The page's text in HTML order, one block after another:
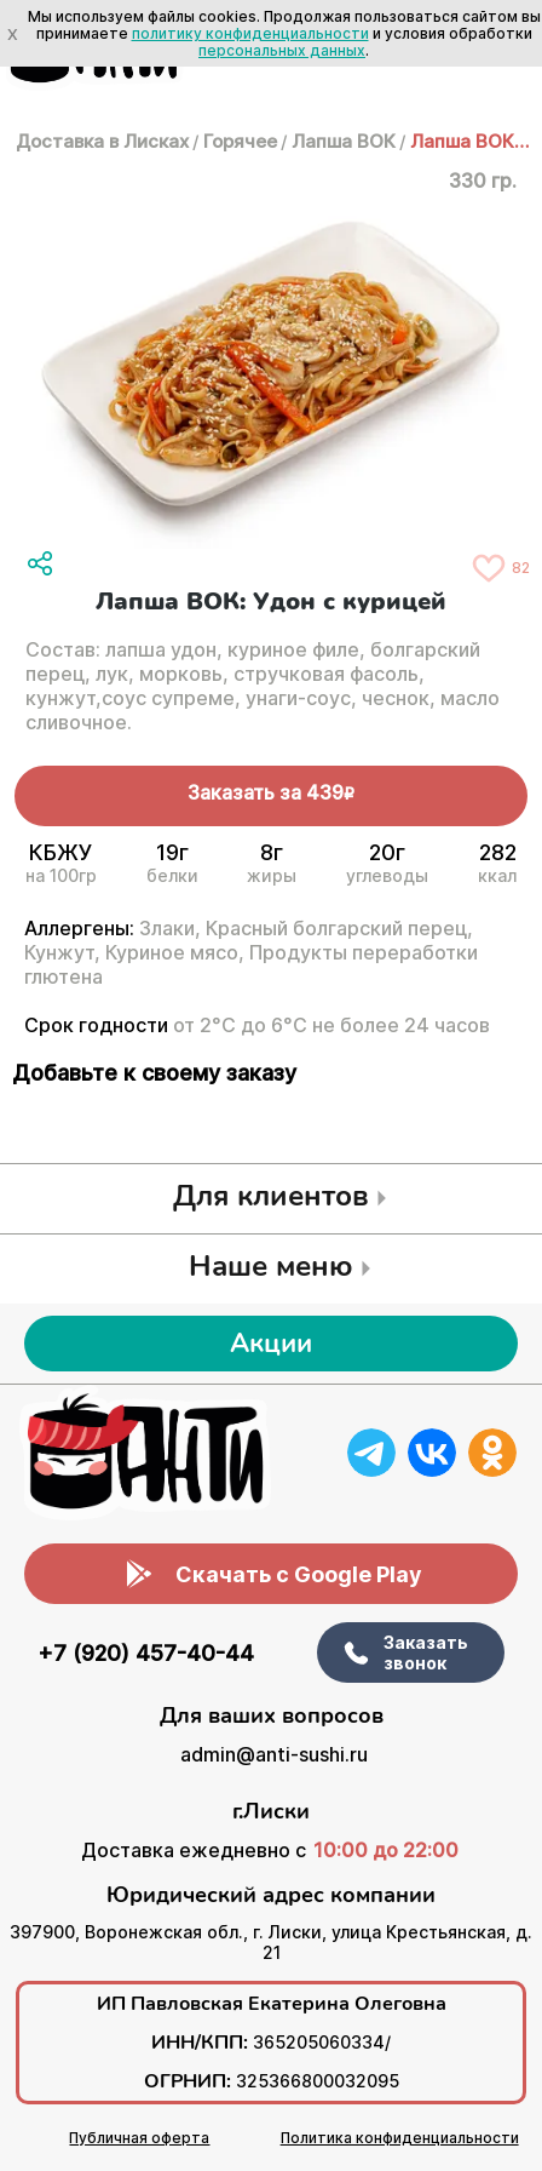
Доставка в Лисках / Горячее / Лапша ВОК / Лапша ВОК: Удон с курицей
330 гр.
82
Лапша ВОК: Удон с курицей
Состав: лапша удон, куриное филе, болгарский
перец, лук, морковь, стручковая фасоль,
кунжут,соус супреме, унаги-соус, чеснок, масло
сливочное.
Заказать за 439R
КБЖУ
на 100гр
19г
белки
8г
жиры
20г
углеводы
282
ккал
Аллергены: Злаки, Красный болгарский перец,
Кунжут, Куриное мясо, Продукты переработки
глютена
Срок годности от 2°С до 6°С не более 24 часов
Добавьте к своему заказу
Для клиентов
Наше меню
Акции
Скачать с Google Play
+7 (920) 457-40-44
Заказать
звонок
Для ваших вопросов
admin@anti-sushi.ru
г.Лиски
Доставка ежедневно с 10:00 до 22:00
Юридический адрес компании
397900, Воронежская обл., г. Лиски, улица Крестьянская, д.
21
ИП Павловская Екатерина Олеговна
ИНН/КПП: 365205060334/
ОГРНИП: 325366800032095
Публичная оферта Политика конфиденциальности
X
Мы используем файлы cookies. Продолжая пользоваться сайтом вы
принимаете политику конфиденциальности и условия обработки
персональных данных.